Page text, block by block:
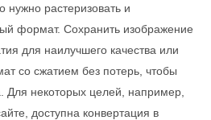
нужно растеризовать и
формат. Сохранить изображение
для наилучшего качества или
со сжатием без потерь, чтобы
некоторых целей, например,
доступна конвертация в